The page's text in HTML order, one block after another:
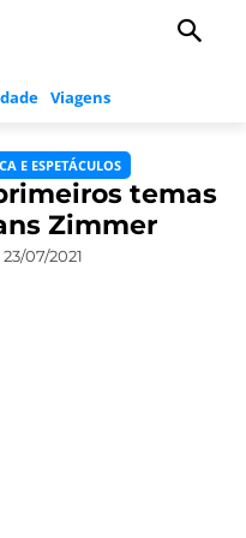
Viagens
E ESPETÁCULOS
temas
Zimmer
23/07/2021